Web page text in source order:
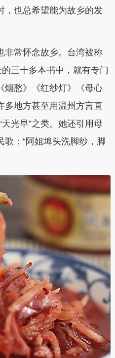
，也总希望能为故乡的发
非常怀念故乡。台湾被称
三十多本书中，就有专门
烟愁》《红纱灯》《母心
多地方甚至用温州方言直
天光早”之类。她还引用母
：“阿姐埠头洗脚纱，脚